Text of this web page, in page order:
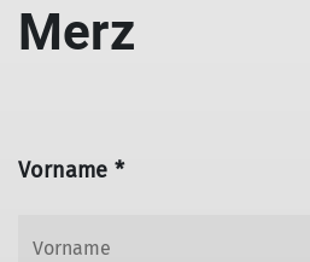
Merz
Vorname *